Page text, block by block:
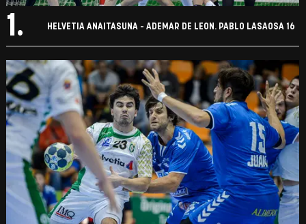
1. HELVETIA ANAITASUNA - ADEMAR DE LEON. PABLO LASAOSA 16